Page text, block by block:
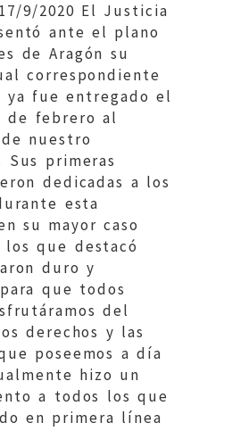
9/2020 El Justicia
ante el plano
de Aragón su
correspondiente
ya fue entregado el
de febrero al
nuestro
Sus primeras
dedicadas a los
esta
su mayor caso
los que destacó
duro y
que todos
del
derechos y las
poseemos a día
hizo un
a todos los que
en primera línea